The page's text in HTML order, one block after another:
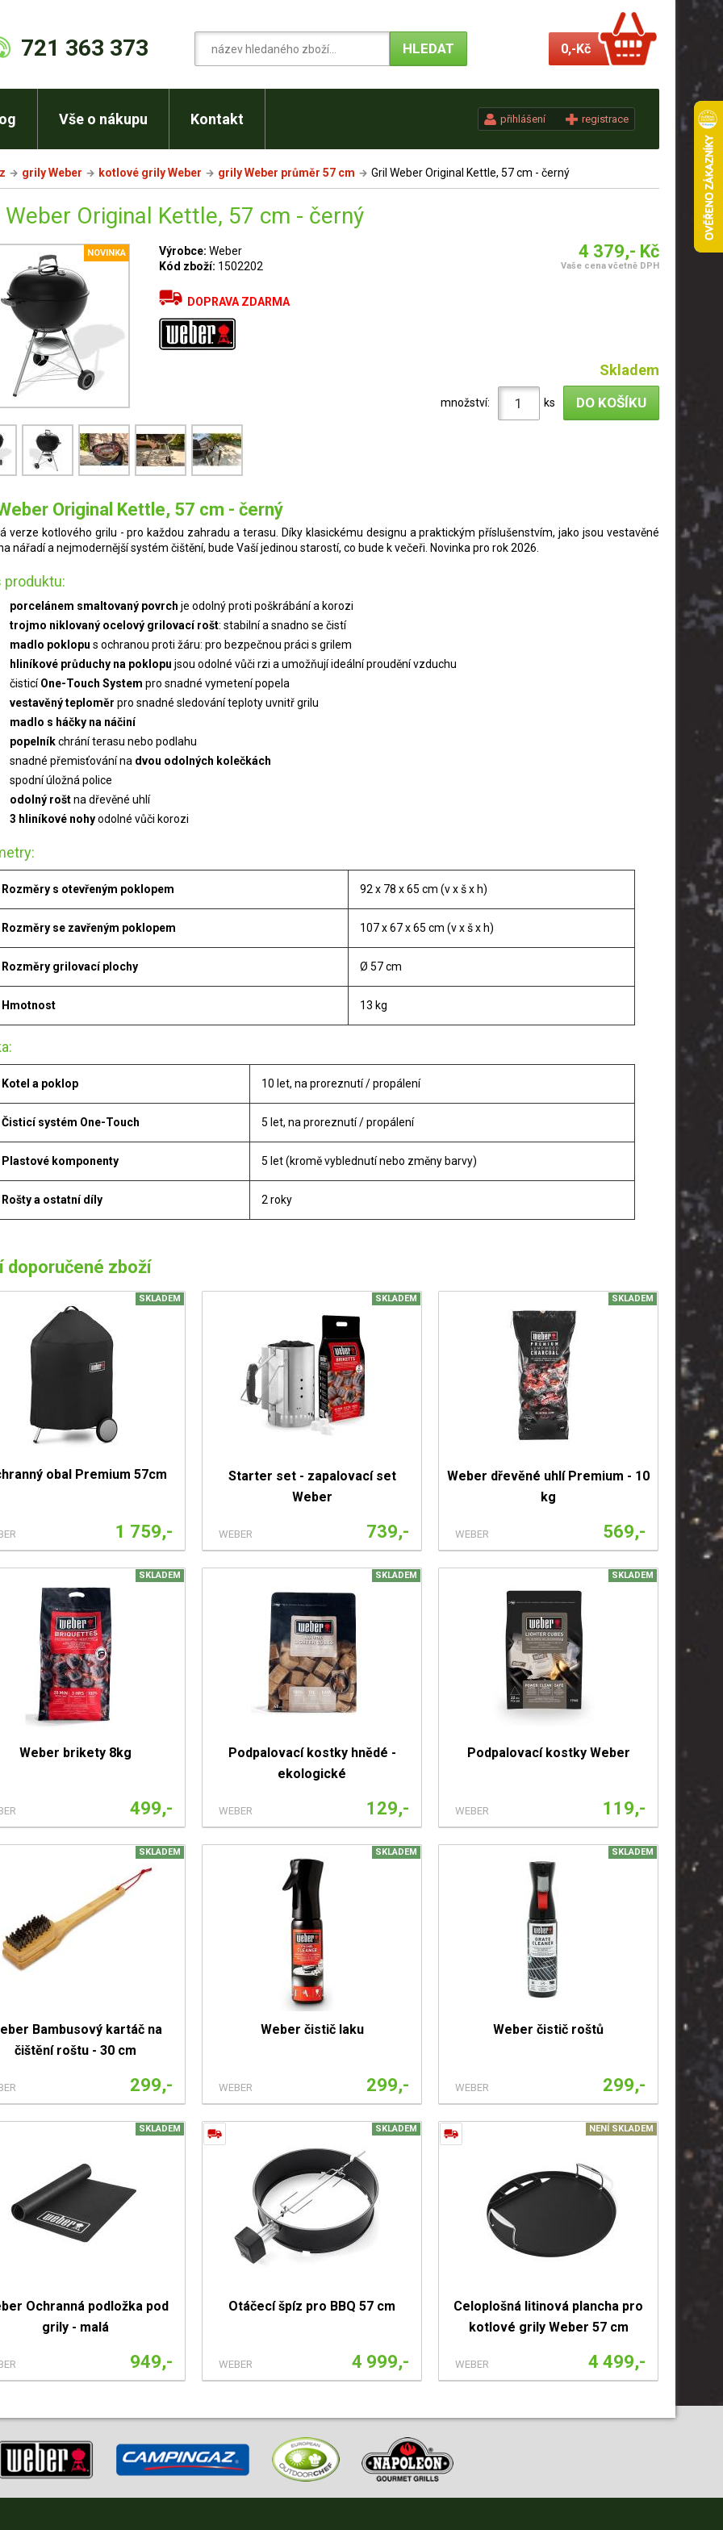
721 363 373 0,-Kč
Vše o nákupu Kontakt přihlášení registrace
grily Weber kotlové grily Weber grily Weber průměr 57 cm Gril Weber Original Kettle, 57 cm - černý
Weber Original Kettle, 57 cm - černý
NOVINKA 4 379,- Kč
Vaše cena včetně DPH
Výrobce: Weber
Kód zboží: 1502202
DOPRAVA ZDARMA
Skladem
množství: ks
Original Kettle, 57 cm - černý
verze kotlového grilu - pro každou zahradu a terasu. Díky klasickému designu a praktickým příslušenstvím, jako jsou vestavěné
nářadí a nejmodernější systém čištění, bude Vaší jedinou starostí, co bude k večeři. Novinka pro rok 2026.
produktu:
porcelánem smaltovaný povrch je odolný proti poškrábání a korozi
trojmo niklovaný ocelový grilovací rošt: stabilní a snadno se čistí
madlo poklopu s ochranou proti žáru: pro bezpečnou práci s grilem
hliníkové průduchy na poklopu jsou odolné vůči rzi a umožňují ideální proudění vzduchu
čisticíOne-Touch System pro snadné vymetení popela
vestavěný teploměr pro snadné sledování teploty uvnitř grilu
madlo s háčky na náčiní
popelníkchrání terasu nebo podlahu
snadné přemisťování na dvou odolných kolečkách
spodní úložná police
odolný roštna dřevěné uhlí
3 hliníkové nohyodolné vůči korozi
Rozměry s otevřeným poklopem 92 x 78 x 65 cm (v x š x h)
Rozměry se zavřeným poklopem 107 x 67 x 65 cm (v x š x h)
Rozměry grilovací plochy Ø 57 cm
Hmotnost 13 kg
Kotel a poklop 10 let, na proreznutí / propálení
Čisticí systém One-Touch 5 let, na proreznutí / propálení
Plastové komponenty 5 let (kromě vyblednutí nebo změny barvy)
Rošty a ostatní díly 2 roky
doporučené zboží
SKLADEM
obal Premium 57cm
1 759,-
SKLADEM
Starter set - zapalovací set
Weber
WEBER 739,-
SKLADEM
Weber dřevěné uhlí Premium - 10
kg
WEBER 569,-
SKLADEM
Weber brikety 8kg
499,-
SKLADEM
Podpalovací kostky hnědé -
ekologické
WEBER 129,-
SKLADEM
Podpalovací kostky Weber
WEBER 119,-
SKLADEM
Bambusový kartáč na
čištění roštu - 30 cm
299,-
SKLADEM
Weber čistič laku
WEBER 299,-
SKLADEM
Weber čistič roštů
WEBER 299,-
SKLADEM
Ochranná podložka pod
grily - malá
949,-
SKLADEM
Otáčecí špíz pro BBQ 57 cm
WEBER 4 999,-
NENÍ SKLADEM
Celoplošná litinová plancha pro
kotlové grily Weber 57 cm
WEBER 4 499,-